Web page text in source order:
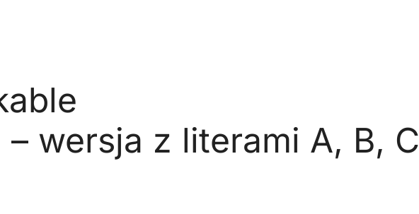
wersja z literami A, B, C